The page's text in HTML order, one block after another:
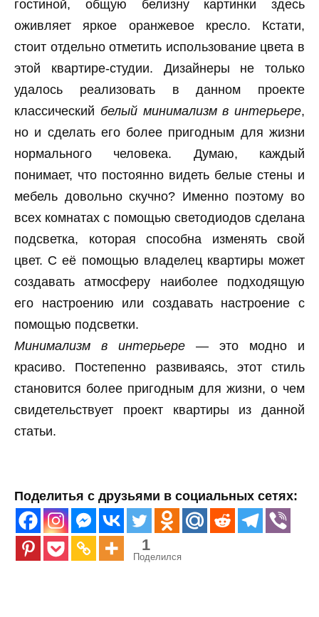
гостиной, общую белизну картинки здесь
оживляет яркое оранжевое кресло. Кстати,
стоит отдельно отметить использование цвета в
этой квартире-студии. Дизайнеры не только
удалось реализовать в данном проекте
классический белый минимализм в интерьере,
но и сделать его более пригодным для жизни
нормального человека. Думаю, каждый
понимает, что постоянно видеть белые стены и
мебель довольно скучно? Именно поэтому во
всех комнатах с помощью светодиодов сделана
подсветка, которая способна изменять свой
цвет. С её помощью владелец квартиры может
создавать атмосферу наиболее подходящую
его настроению или создавать настроение с
помощью подсветки.
Минимализм в интерьере — это модно и
красиво. Постепенно развиваясь, этот стиль
становится более пригодным для жизни, о чем
свидетельствует проект квартиры из данной
статьи.
Поделитья с друзьями в социальных сетях:
1
Поделился